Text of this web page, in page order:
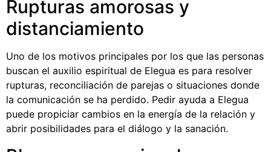
Rupturas amorosas y
distanciamiento
Uno de los motivos principales por los que las personas
buscan el auxilio espiritual de Elegua es para resolver
rupturas, reconciliación de parejas o situaciones donde
la comunicación se ha perdido. Pedir ayuda a Elegua
puede propiciar cambios en la energía de la relación y
abrir posibilidades para el diálogo y la sanación.